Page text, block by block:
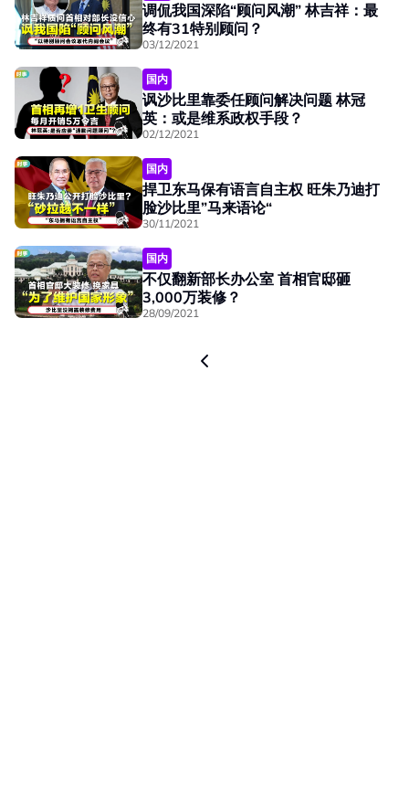
调侃我国深陷“顾问风潮” 林吉祥：最
终有31特别顾问？
03/12/2021
国内
讽沙比里靠委任顾问解决问题 林冠
英：或是维系政权手段？
02/12/2021
国内
捍卫东马保有语言自主权 旺朱乃迪打
脸沙比里”马来语论“
30/11/2021
国内
不仅翻新部长办公室 首相官邸砸
3,000万装修？
28/09/2021